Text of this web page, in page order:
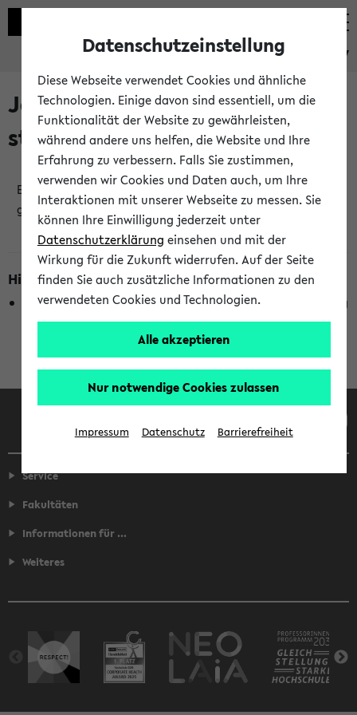
eKVV
Jetzt und in Kürze
stattfindende Veranstaltungen
Es wurden keine jetzt stattfindenden Veranstaltungen
gefunden!
Hinweise zur Liste
Die Anzeige ist semesterübergreifend und nicht abhängig
vom im eKVV gewählten Semester.
Facebook Instagram LinkedIn TikTok
Service
Fakultäten
Informationen für ...
Weiteres
Datenschutzeinstellung
Diese Webseite verwendet Cookies und ähnliche
Technologien. Einige davon sind essentiell, um die
Funktionalität der Website zu gewährleisten,
während andere uns helfen, die Website und Ihre
Erfahrung zu verbessern. Falls Sie zustimmen,
verwenden wir Cookies und Daten auch, um Ihre
Interaktionen mit unserer Webseite zu messen. Sie
können Ihre Einwilligung jederzeit unter
Datenschutzerklärung einsehen und mit der
Wirkung für die Zukunft widerrufen. Auf der Seite
finden Sie auch zusätzliche Informationen zu den
verwendeten Cookies und Technologien.
Alle akzeptieren
Nur notwendige Cookies zulassen
Impressum Datenschutz Barrierefreiheit